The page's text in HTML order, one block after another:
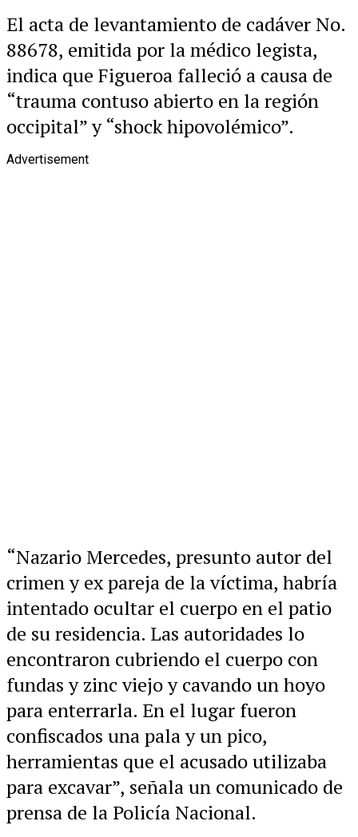
El acta de levantamiento de cadáver No.
88678, emitida por la médico legista,
indica que Figueroa falleció a causa de
“trauma contuso abierto en la región
occipital” y “shock hipovolémico”.
Advertisement
“Nazario Mercedes, presunto autor del
crimen y ex pareja de la víctima, habría
intentado ocultar el cuerpo en el patio
de su residencia. Las autoridades lo
encontraron cubriendo el cuerpo con
fundas y zinc viejo y cavando un hoyo
para enterrarla. En el lugar fueron
confiscados una pala y un pico,
herramientas que el acusado utilizaba
para excavar”, señala un comunicado de
prensa de la Policía Nacional.